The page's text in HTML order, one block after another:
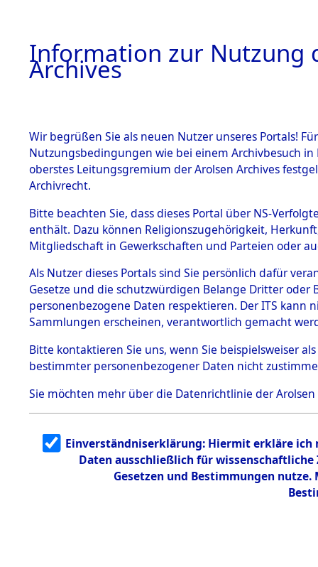
BESTÄNDE
1.
mente
5. Verschiedenes
5.3
Todesmärsche
5.3.1 Alliierte
Erhebungen
zu
Todesmärsch
en
5.3.2
g
5.3.3
Todesmärsch
Information zur Nutzung
Archives
Wir begrüßen Sie als neuen Nutzer unseres Portals!
Nutzungsbedingungen wie bei einem Archivbesuch
oberstes Leitungsgremium der Arolsen Archives
Archivrecht.
Bitte beachten Sie, dass dieses Portal über NS-
enthält. Dazu können Religionszugehörigkeit,
Mitgliedschaft in Gewerkschaften und Parteien oder
Als Nutzer dieses Portals sind Sie persönlich dafür
Gesetze und die schutzwürdigen Belange Dritter
personenbezogene Daten respektieren. Der ITS
Sammlungen erscheinen, verantwortlich gemacht
Bitte kontaktieren Sie uns, wenn Sie beispielsweiser
bestimmter personenbezogener Daten nicht
Sie möchten mehr über die Datenrichtlinie der Arolsen
Einverständniserklärung: Hiermit erkläre ich
Daten ausschließlich für
Gesetzen und Bestimmungen